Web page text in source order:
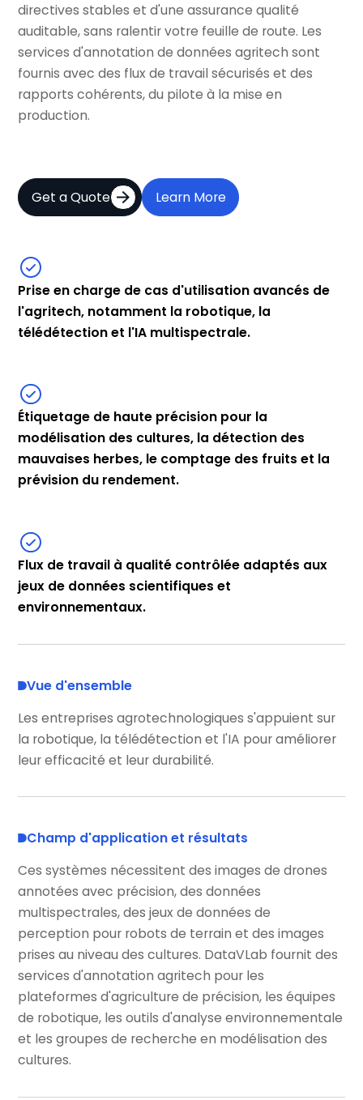
directives stables et d'une assurance qualité
auditable, sans ralentir votre feuille de route. Les
services d'annotation de données agritech sont
fournis avec des flux de travail sécurisés et des
rapports cohérents, du pilote à la mise en
production.
Get a Quote Learn More
Prise en charge de cas d'utilisation avancés de
l'agritech, notamment la robotique, la
télédétection et l'IA multispectrale.
Étiquetage de haute précision pour la
modélisation des cultures, la détection des
mauvaises herbes, le comptage des fruits et la
prévision du rendement.
Flux de travail à qualité contrôlée adaptés aux
jeux de données scientifiques et
environnementaux.
Vue d'ensemble
Les entreprises agrotechnologiques s'appuient sur
la robotique, la télédétection et l'IA pour améliorer
leur efficacité et leur durabilité.
Champ d'application et résultats
Ces systèmes nécessitent des images de drones
annotées avec précision, des données
multispectrales, des jeux de données de
perception pour robots de terrain et des images
prises au niveau des cultures. DataVLab fournit des
services d'annotation agritech pour les
plateformes d'agriculture de précision, les équipes
de robotique, les outils d'analyse environnementale
et les groupes de recherche en modélisation des
cultures.